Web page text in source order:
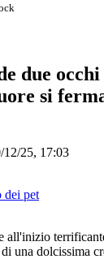
due
si
12/25, 17:03
dei pet
una dolcissima